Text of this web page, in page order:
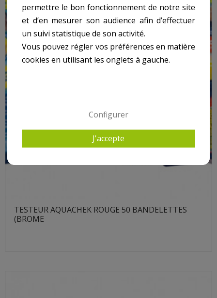
TESTEUR AQUACHEK ROUGE 50 BANDELETTES
(BROME
permettre le bon fonctionnement de notre site
et d’en mesurer son audience afin d’effectuer
un suivi statistique de son activité.
Vous pouvez régler vos préférences en matière
cookies en utilisant les onglets à gauche.
Configurer
J'accepte